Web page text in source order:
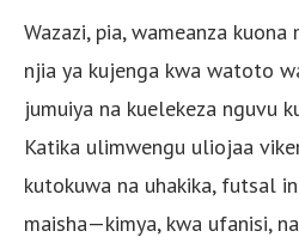
Wazazi, pia, wameanza
njia ya kujenga kwa watoto
jumuiya na kuelekeza nguvu
Katika ulimwengu uliojaa
kutokuwa na uhakika, futsal
maisha—kimya, kwa ufanisi,